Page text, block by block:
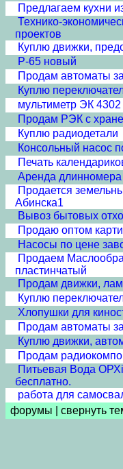
Предлагаем кухни
Технико-
проектов
Куплю движки,
Р-65 новый
Продам автоматы
Куплю
мультиметр ЭК 4302
Продам РЭК с
Куплю радиодетали
Консольный насос
Печать
Аренда длинномера
Продается
Абинска1
Вывоз бытовых
Продаю оптом
Насосы по цене
Продаем
пластинчатый
Продам движки,
Куплю
Хлопушки для
Продам автоматы
Куплю движки,
Продам
Питьевая Вода
бесплатно.
работа для
форумы
свернуть